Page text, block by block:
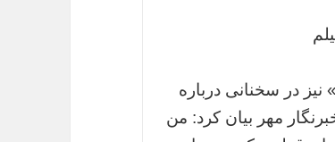
در سخنانی درباره
مهر بیان کرد: من